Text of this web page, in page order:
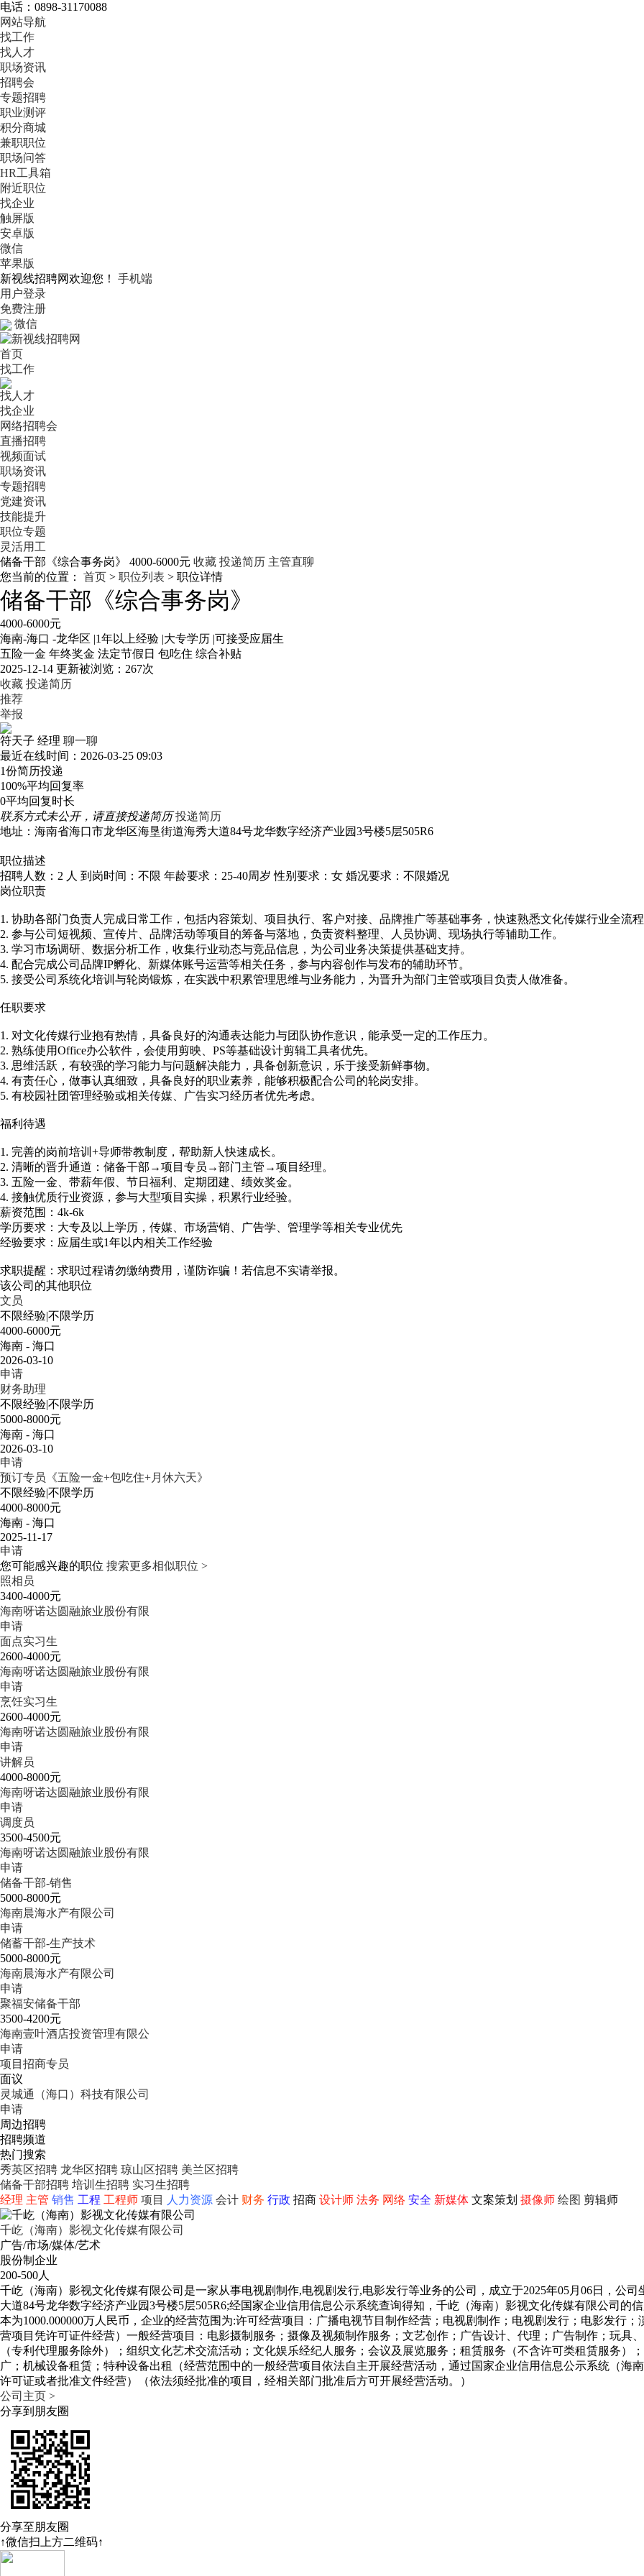
电话：0898-31170088
网站导航
找工作
找人才
职场资讯
招聘会
专题招聘
职业测评
积分商城
兼职职位
职场问答
HR工具箱
附近职位
找企业
触屏版
安卓版
微信
苹果版
新视线招聘网欢迎您！
手机端
用户登录
免费注册
微信
首页
找工作
找人才
找企业
网络招聘会
直播招聘
视频面试
职场资讯
专题招聘
党建资讯
技能提升
职位专题
灵活用工
储备干部《综合事务岗》
4000-6000元 收藏 投递简历 主管直聊
您当前的位置： 首页 > 职位列表 > 职位详情
储备干部《综合事务岗》
4000-6000元
海南-海口 -龙华区 |1年以上经验 |大专学历 |可接受应届生
五险一金 年终奖金 法定节假日 包吃住 综合补贴
2025-12-14 更新被浏览： 267次
收藏 投递简历
推荐
举报
符天子 经理 聊一聊
最近在线时间：2026-03-25 09:03
1份简历投递
100%平均回复率
0平均回复时长
联系方式未公开，请直接投递简历 投递简历
地址：海南省海口市龙华区海垦街道海秀大道84号龙华数字经济产业园3号楼5层505R6
职位描述
招聘人数：2 人 到岗时间：不限 年龄要求：25-40周岁 性别要求：女 婚况要求：不限婚况
岗位职责
1. 协助各部门负责人完成日常工作，包括内容策划、项目执行、客户对接、品牌推广等基础事务，快速熟悉文化传媒行业全流
2. 参与公司短视频、宣传片、品牌活动等项目的筹备与落地，负责资料整理、人员协调、现场执行等辅助工作。
3. 学习市场调研、数据分析工作，收集行业动态与竞品信息，为公司业务决策提供基础支持。
4. 配合完成公司品牌IP孵化、新媒体账号运营等相关任务，参与内容创作与发布的辅助环节。
5. 接受公司系统化培训与轮岗锻炼，在实践中积累管理思维与业务能力，为晋升为部门主管或项目负责人做准备。
任职要求
1. 对文化传媒行业抱有热情，具备良好的沟通表达能力与团队协作意识，能承受一定的工作压力。
2. 熟练使用Office办公软件，会使用剪映、PS等基础设计剪辑工具者优先。
3. 思维活跃，有较强的学习能力与问题解决能力，具备创新意识，乐于接受新鲜事物。
4. 有责任心，做事认真细致，具备良好的职业素养，能够积极配合公司的轮岗安排。
5. 有校园社团管理经验或相关传媒、广告实习经历者优先考虑。
福利待遇
1. 完善的岗前培训+导师带教制度，帮助新人快速成长。
2. 清晰的晋升通道：储备干部→项目专员→部门主管→项目经理。
3. 五险一金、带薪年假、节日福利、定期团建、绩效奖金。
4. 接触优质行业资源，参与大型项目实操，积累行业经验。
薪资范围：4k-6k
学历要求：大专及以上学历，传媒、市场营销、广告学、管理学等相关专业优先
经验要求：应届生或1年以内相关工作经验
求职提醒：求职过程请勿缴纳费用，谨防诈骗！若信息不实请举报。
该公司的其他职位
文员
不限经验|不限学历
4000-6000元
海南 - 海口
2026-03-10
申请
财务助理
不限经验|不限学历
5000-8000元
海南 - 海口
2026-03-10
申请
预订专员《五险一金+包吃住+月休六天》
不限经验|不限学历
4000-8000元
海南 - 海口
2025-11-17
申请
您可能感兴趣的职位 搜索更多相似职位 >
照相员
3400-4000元
海南呀诺达圆融旅业股份有限
申请
面点实习生
2600-4000元
海南呀诺达圆融旅业股份有限
申请
烹饪实习生
2600-4000元
海南呀诺达圆融旅业股份有限
申请
讲解员
4000-8000元
海南呀诺达圆融旅业股份有限
申请
调度员
3500-4500元
海南呀诺达圆融旅业股份有限
申请
储备干部-销售
5000-8000元
海南晨海水产有限公司
申请
储蓄干部-生产技术
5000-8000元
海南晨海水产有限公司
申请
聚福安储备干部
3500-4200元
海南壹叶酒店投资管理有限公
申请
项目招商专员
面议
灵城通（海口）科技有限公司
申请
周边招聘
招聘频道
热门搜索
秀英区招聘 龙华区招聘 琼山区招聘 美兰区招聘
储备干部招聘 培训生招聘 实习生招聘
经理 主管 销售 工程 工程师 项目 人力资源 会计 财务 行政 招商 设计师 法务 网络 安全 新媒体 文案策划 摄像师 绘图 剪辑师
千屹（海南）影视文化传媒有限公司
广告/市场/媒体/艺术
股份制企业
200-500人
千屹（海南）影视文化传媒有限公司是一家从事电视剧制作,电视剧发行,电影发行等业务的公司，成立于2025年05月06日，公
大道84号龙华数字经济产业园3号楼5层505R6;经国家企业信用信息公示系统查询得知，千屹（海南）影视文化传媒有限公司的
本为1000.000000万人民币，企业的经营范围为:许可经营项目：广播电视节目制作经营；电视剧制作；电视剧发行；电影发行
营项目凭许可证件经营）一般经营项目：电影摄制服务；摄像及视频制作服务；文艺创作；广告设计、代理；广告制作；玩具
（专利代理服务除外）；组织文化艺术交流活动；文化娱乐经纪人服务；会议及展览服务；租赁服务（不含许可类租赁服务
广；机械设备租赁；特种设备出租（经营范围中的一般经营项目依法自主开展经营活动，通过国家企业信用信息公示系统（海
许可证或者批准文件经营）（依法须经批准的项目，经相关部门批准后方可开展经营活动。）
公司主页 >
分享到朋友圈
分享至朋友圈
↑微信扫上方二维码↑